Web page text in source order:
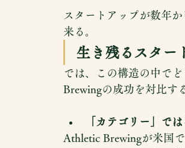
スタートアップが数年
来る。
生き残るスター
では、この構造の中で
Brewingの成功を対比す
「カテゴリー」で
Athletic Brewingが米国